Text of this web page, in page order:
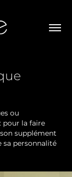
ou
pour la faire
supplément
sa personnalité